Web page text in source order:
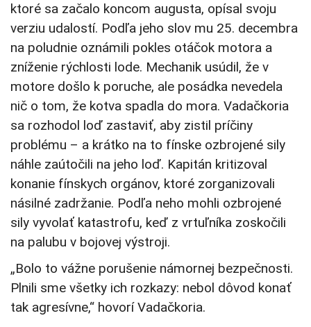
ktoré sa začalo koncom augusta, opísal svoju
verziu udalostí. Podľa jeho slov mu 25. decembra
na poludnie oznámili pokles otáčok motora a
zníženie rýchlosti lode. Mechanik usúdil, že v
motore došlo k poruche, ale posádka nevedela
nič o tom, že kotva spadla do mora. Vadačkoria
sa rozhodol loď zastaviť, aby zistil príčiny
problému – a krátko na to fínske ozbrojené sily
náhle zaútočili na jeho loď. Kapitán kritizoval
konanie fínskych orgánov, ktoré zorganizovali
násilné zadržanie. Podľa neho mohli ozbrojené
sily vyvolať katastrofu, keď z vrtuľníka zoskočili
na palubu v bojovej výstroji.
„Bolo to vážne porušenie námornej bezpečnosti.
Plnili sme všetky ich rozkazy: nebol dôvod konať
tak agresívne,“ hovorí Vadačkoria.